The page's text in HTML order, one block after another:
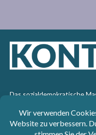
Das sozialdemokratische
Gesellschaft, Staat und
emanzipatorischen